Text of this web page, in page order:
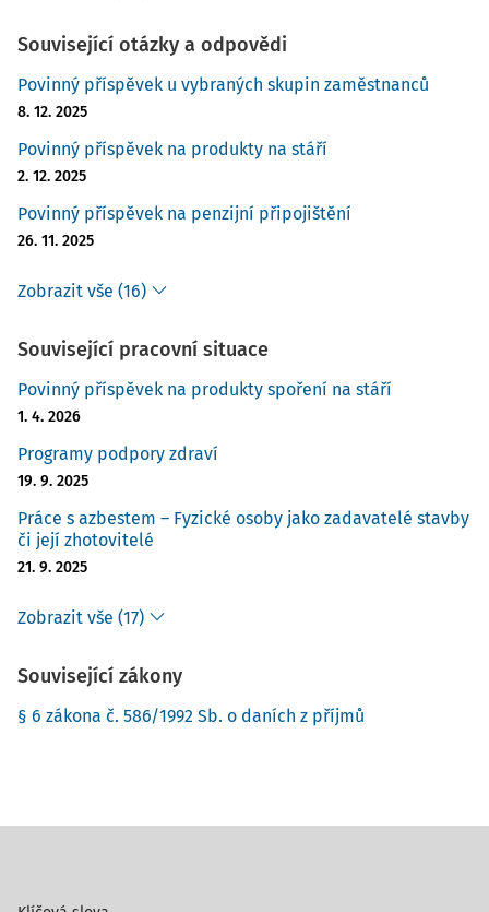
Související otázky a odpovědi
Povinný příspěvek u vybraných skupin zaměstnanců
8. 12. 2025
Povinný příspěvek na produkty na stáří
2. 12. 2025
Povinný příspěvek na penzijní připojištění
26. 11. 2025
Zobrazit vše (16)
Související pracovní situace
Povinný příspěvek na produkty spoření na stáří
1. 4. 2026
Programy podpory zdraví
19. 9. 2025
Práce s azbestem – Fyzické osoby jako zadavatelé stavby
či její zhotovitelé
21. 9. 2025
Zobrazit vše (17)
Související zákony
§ 6 zákona č. 586/1992 Sb. o daních z příjmů